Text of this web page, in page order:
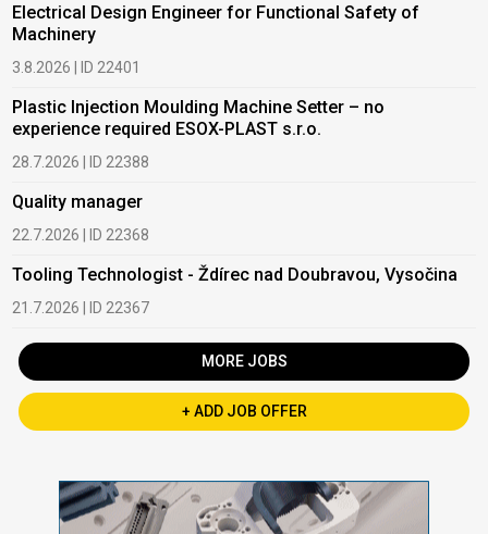
Electrical Design Engineer for Functional Safety of
Machinery
3.8.2026 | ID 22401
Plastic Injection Moulding Machine Setter – no
experience required ESOX-PLAST s.r.o.
28.7.2026 | ID 22388
Quality manager
22.7.2026 | ID 22368
Tooling Technologist - Ždírec nad Doubravou, Vysočina
21.7.2026 | ID 22367
MORE JOBS
+ ADD JOB OFFER